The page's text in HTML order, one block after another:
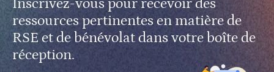
ressources pertinentes en matière de
RSE et de bénévolat dans votre boîte de
réception.